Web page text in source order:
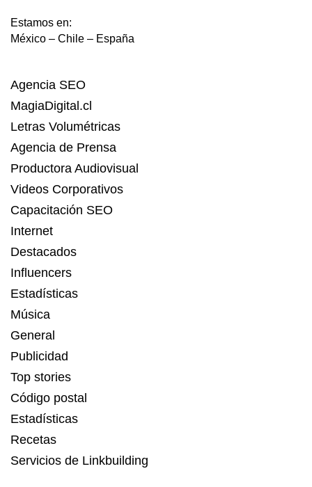
Estamos en:
México – Chile – España
Agencia SEO
MagiaDigital.cl
Letras Volumétricas
Agencia de Prensa
Productora Audiovisual
Videos Corporativos
Capacitación SEO
Internet
Destacados
Influencers
Estadísticas
Música
General
Publicidad
Top stories
Código postal
Estadísticas
Recetas
Servicios de Linkbuilding